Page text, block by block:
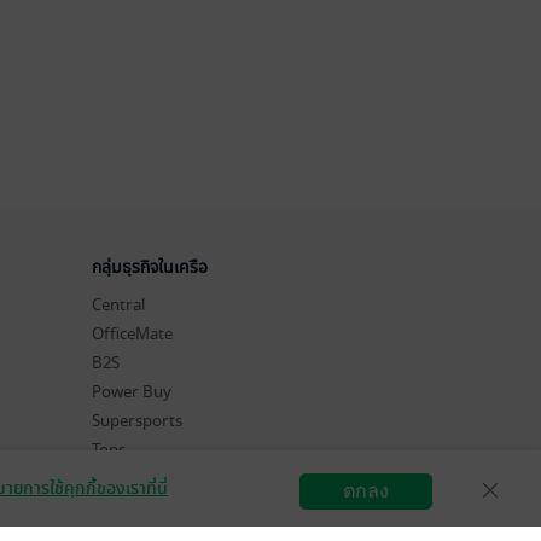
กลุ่มธุรกิจในเครือ
Central
OfficeMate
B2S
Power Buy
Supersports
Tops
Hytexts
สมัครขายอีบุ๊ก วิธีการใช้งาน
ายการใช้คุกกี้ของเราที่นี่ ตกลง